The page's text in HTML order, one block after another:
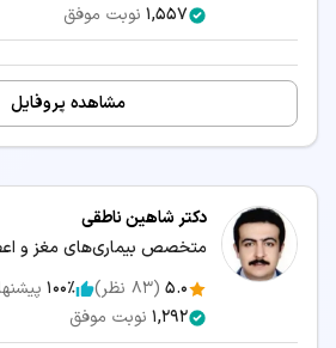
1,557 نوبت موفق
مشاهده پروفایل
دکتر شاهین ناطقی
متخصص بیماری‌های مغز و
5.0
(
83 نظر) 100٪
1,292 نوبت موفق